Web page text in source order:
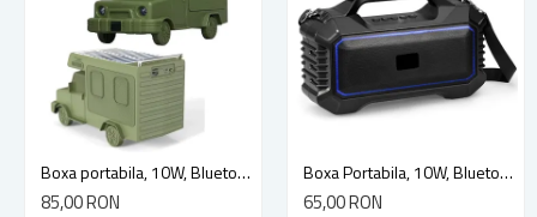
Boxa portabila, 10W, Bluetooth V5.0, Usb, TF Card, Radio Fm, 1500mAh, incarcare solara, tip camper, verde
85,00 RON
Boxa Portabila, 10W, Bluetooth V5.1, Usb, TF Card, FM, 1200mAh, RGB led, lanterna, negru
65,00 RON